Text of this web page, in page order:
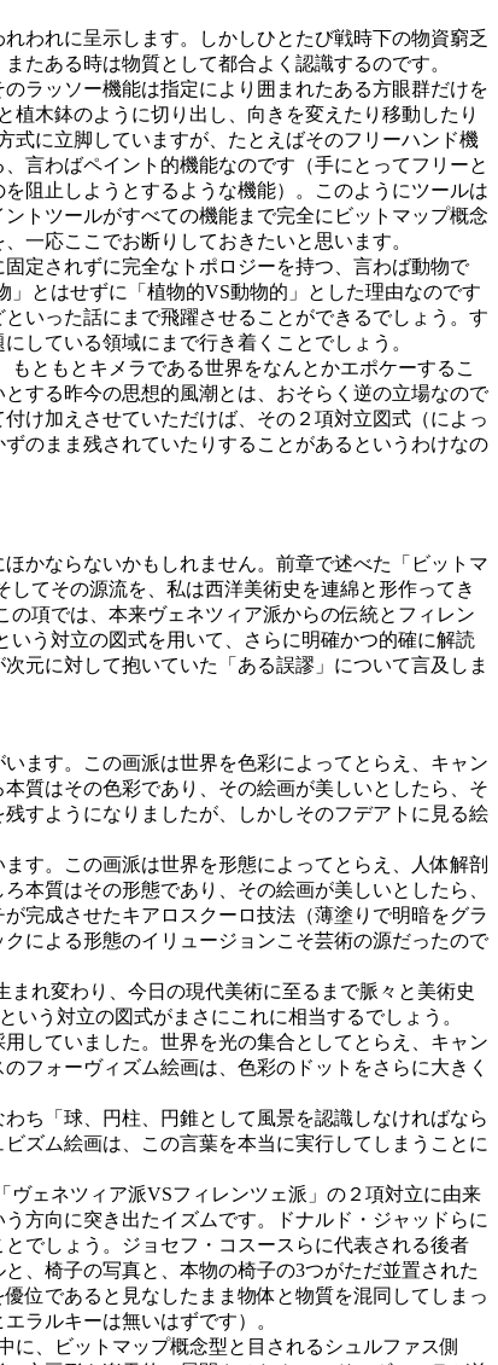
われに呈示します。しかしひとたび戦時下の物資窮乏
たある時は物質として都合よく認識するのです。
ラッソー機能は指定により囲まれたある方眼群だけを
木鉢のように切り出し、向きを変えたり移動したり
式に立脚していますが、たとえばそのフリーハンド機
言わばペイント的機能なのです（手にとってフリーと
阻止しようとするような機能）。このようにツールは
トツールがすべての機能まで完全にビットマップ概念
一応ここでお断りしておきたいと思います。
定されずに完全なトポロジーを持つ、言わば動物で
とはせずに「植物的VS動物的」とした理由なのです
いった話にまで飛躍させることができるでしょう。す
している領域にまで行き着くことでしょう。
ともとキメラである世界をなんとかエポケーするこ
する昨今の思想的風潮とは、おそらく逆の立場なので
け加えさせていただけば、その２項対立図式（によっ
のまま残されていたりすることがあるというわけなの
かならないかもしれません。前章で述べた「ビットマ
てその源流を、私は西洋美術史を連綿と形作ってき
項では、本来ヴェネツィア派からの伝統とフィレン
う対立の図式を用いて、さらに明確かつ的確に解読
元に対して抱いていた「ある誤謬」について言及しま
ます。この画派は世界を色彩によってとらえ、キャン
質はその色彩であり、その絵画が美しいとしたら、そ
すようになりましたが、しかしそのフデアトに見る絵
す。この画派は世界を形態によってとらえ、人体解剖
本質はその形態であり、その絵画が美しいとしたら、
完成させたキアロスクーロ技法（薄塗りで明暗をグラ
による形態のイリュージョンこそ芸術の源だったので
れ変わり、今日の現代美術に至るまで脈々と美術史
う対立の図式がまさにこれに相当するでしょう。
していました。世界を光の集合としてとらえ、キャン
フォーヴィズム絵画は、色彩のドットをさらに大きく
ち「球、円柱、円錐として風景を認識しなければなら
ズム絵画は、この言葉を本当に実行してしまうことに
ェネツィア派VSフィレンツェ派」の２項対立に由来
方向に突き出たイズムです。ドナルド・ジャッドらに
でしょう。ジョセフ・コスースらに代表される後者
、椅子の写真と、本物の椅子の3つがただ並置された
位であると見なしたまま物体と物質を混同してしまっ
ラルキーは無いはずです）。
、ビットマップ概念型と目されるシュルファス側